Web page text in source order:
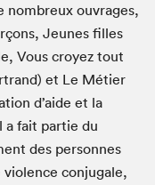
nombreux ouvrages,
Jeunes filles
Vous croyez tout
et Le Métier
d’aide et la
a fait partie du
des personnes
violence conjugale,